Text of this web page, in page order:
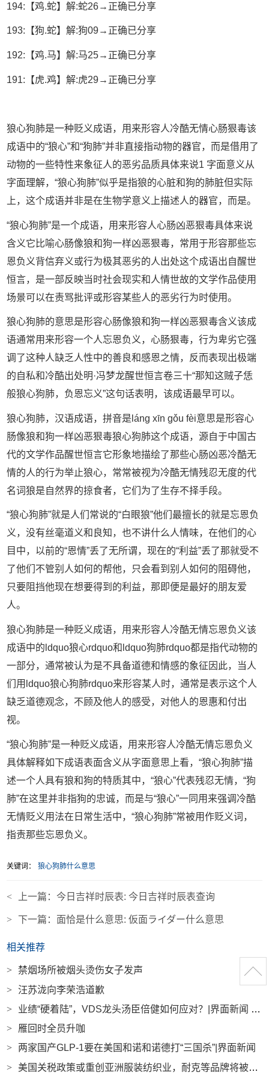
194:【鸡.蛇】解:蛇26→正确已分享
193:【狗.蛇】解:狗09→正确已分享
192:【鸡.马】解:马25→正确已分享
191:【虎.鸡】解:虎29→正确已分享
狼心狗肺是一种贬义成语，用来形容人冷酷无情心肠狠毒该
成语中的“狼心”和“狗肺”并非直接指动物的器官，而是借用了
动物的一些特性来象征人的恶劣品质具体来说1 字面意义从
字面理解，“狼心狗肺”似乎是指狼的心脏和狗的肺脏但实际
上，这个成语并非是在生物学意义上描述人的器官，而是。
“狼心狗肺”是一个成语，用来形容人心肠凶恶狠毒具体来说
含义它比喻心肠像狼和狗一样凶恶狠毒，常用于形容那些忘
恩负义背信弃义或行为极其恶劣的人出处这个成语出自醒世
恒言，是一部反映当时社会现实和人情世故的文学作品使用
场景可以在责骂批评或形容某些人的恶劣行为时使用。
狼心狗肺的意思是形容心肠像狼和狗一样凶恶狠毒含义该成
语通常用来形容一个人忘恩负义，心肠狠毒，行为卑劣它强
调了这种人缺乏人性中的善良和感恩之情，反而表现出极端
的自私和冷酷出处明·冯梦龙醒世恒言卷三十“那知这贼子恁
般狼心狗肺，负恩忘义”这句话表明，该成语最早可以。
狼心狗肺，汉语成语，拼音是láng xīn gǒu fèi意思是形容心
肠像狼和狗一样凶恶狠毒狼心狗肺这个成语，源自于中国古
代的文学作品醒世恒言它形象地描绘了那些心肠凶恶冷酷无
情的人的行为举止狼心，常常被视为冷酷无情残忍无度的代
名词狼是自然界的掠食者，它们为了生存不择手段。
“狼心狗肺”就是人们常说的“白眼狼”他们最擅长的就是忘恩负
义，没有丝毫道义和良知，也不讲什么人情味，在他们的心
目中，以前的“恩情”丢了无所谓，现在的“利益”丢了那就受不
了他们不管别人如何的帮他，只会看到别人如何的阻碍他，
只要阻挡他现在想要得到的利益，那即便是最好的朋友爱
人。
狼心狗肺是一种贬义成语，用来形容人冷酷无情忘恩负义该
成语中的ldquo狼心rdquo和ldquo狗肺rdquo都是指代动物的
一部分，通常被认为是不具备道德和情感的象征因此，当人
们用ldquo狼心狗肺rdquo来形容某人时，通常是表示这个人
缺乏道德观念，不顾及他人的感受，对他人的恩惠和付出
视。
“狼心狗肺”是一种贬义成语，用来形容人冷酷无情忘恩负义
具体解释如下成语表面含义从字面意思上看，“狼心狗肺”描
述一个人具有狼和狗的特质其中，“狼心”代表残忍无情，“狗
肺”在这里并非指狗的忠诚，而是与“狼心”一同用来强调冷酷
无情贬义用法在日常生活中，“狼心狗肺”常被用作贬义词，
指责那些忘恩负义。
关键词： 狼心狗肺什么意思
< 上一篇：今日吉祥时辰表: 今日吉祥时辰表查询
> 下一篇： 面恰是什么意思: 仮面ライダー什么意思
相关推荐
>
禁烟场所被烟头烫伤女子发声
>
汪苏泷向李荣浩道歉
>
业绩“硬着陆”，VDS龙头汤臣倍健如何应对？|界面新闻 · 证券
>
雁回时全员升咖
>
两家国产GLP-1要在美国和诺和诺德打“三国杀”|界面新闻
>
美国关税政策或重创亚洲服装纺织业，耐克等品牌将被迫提价|界面新闻